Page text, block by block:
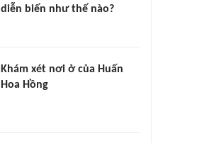
diễn biến như thế nào?
Khám xét nơi ở của Huấn
Hoa Hồng